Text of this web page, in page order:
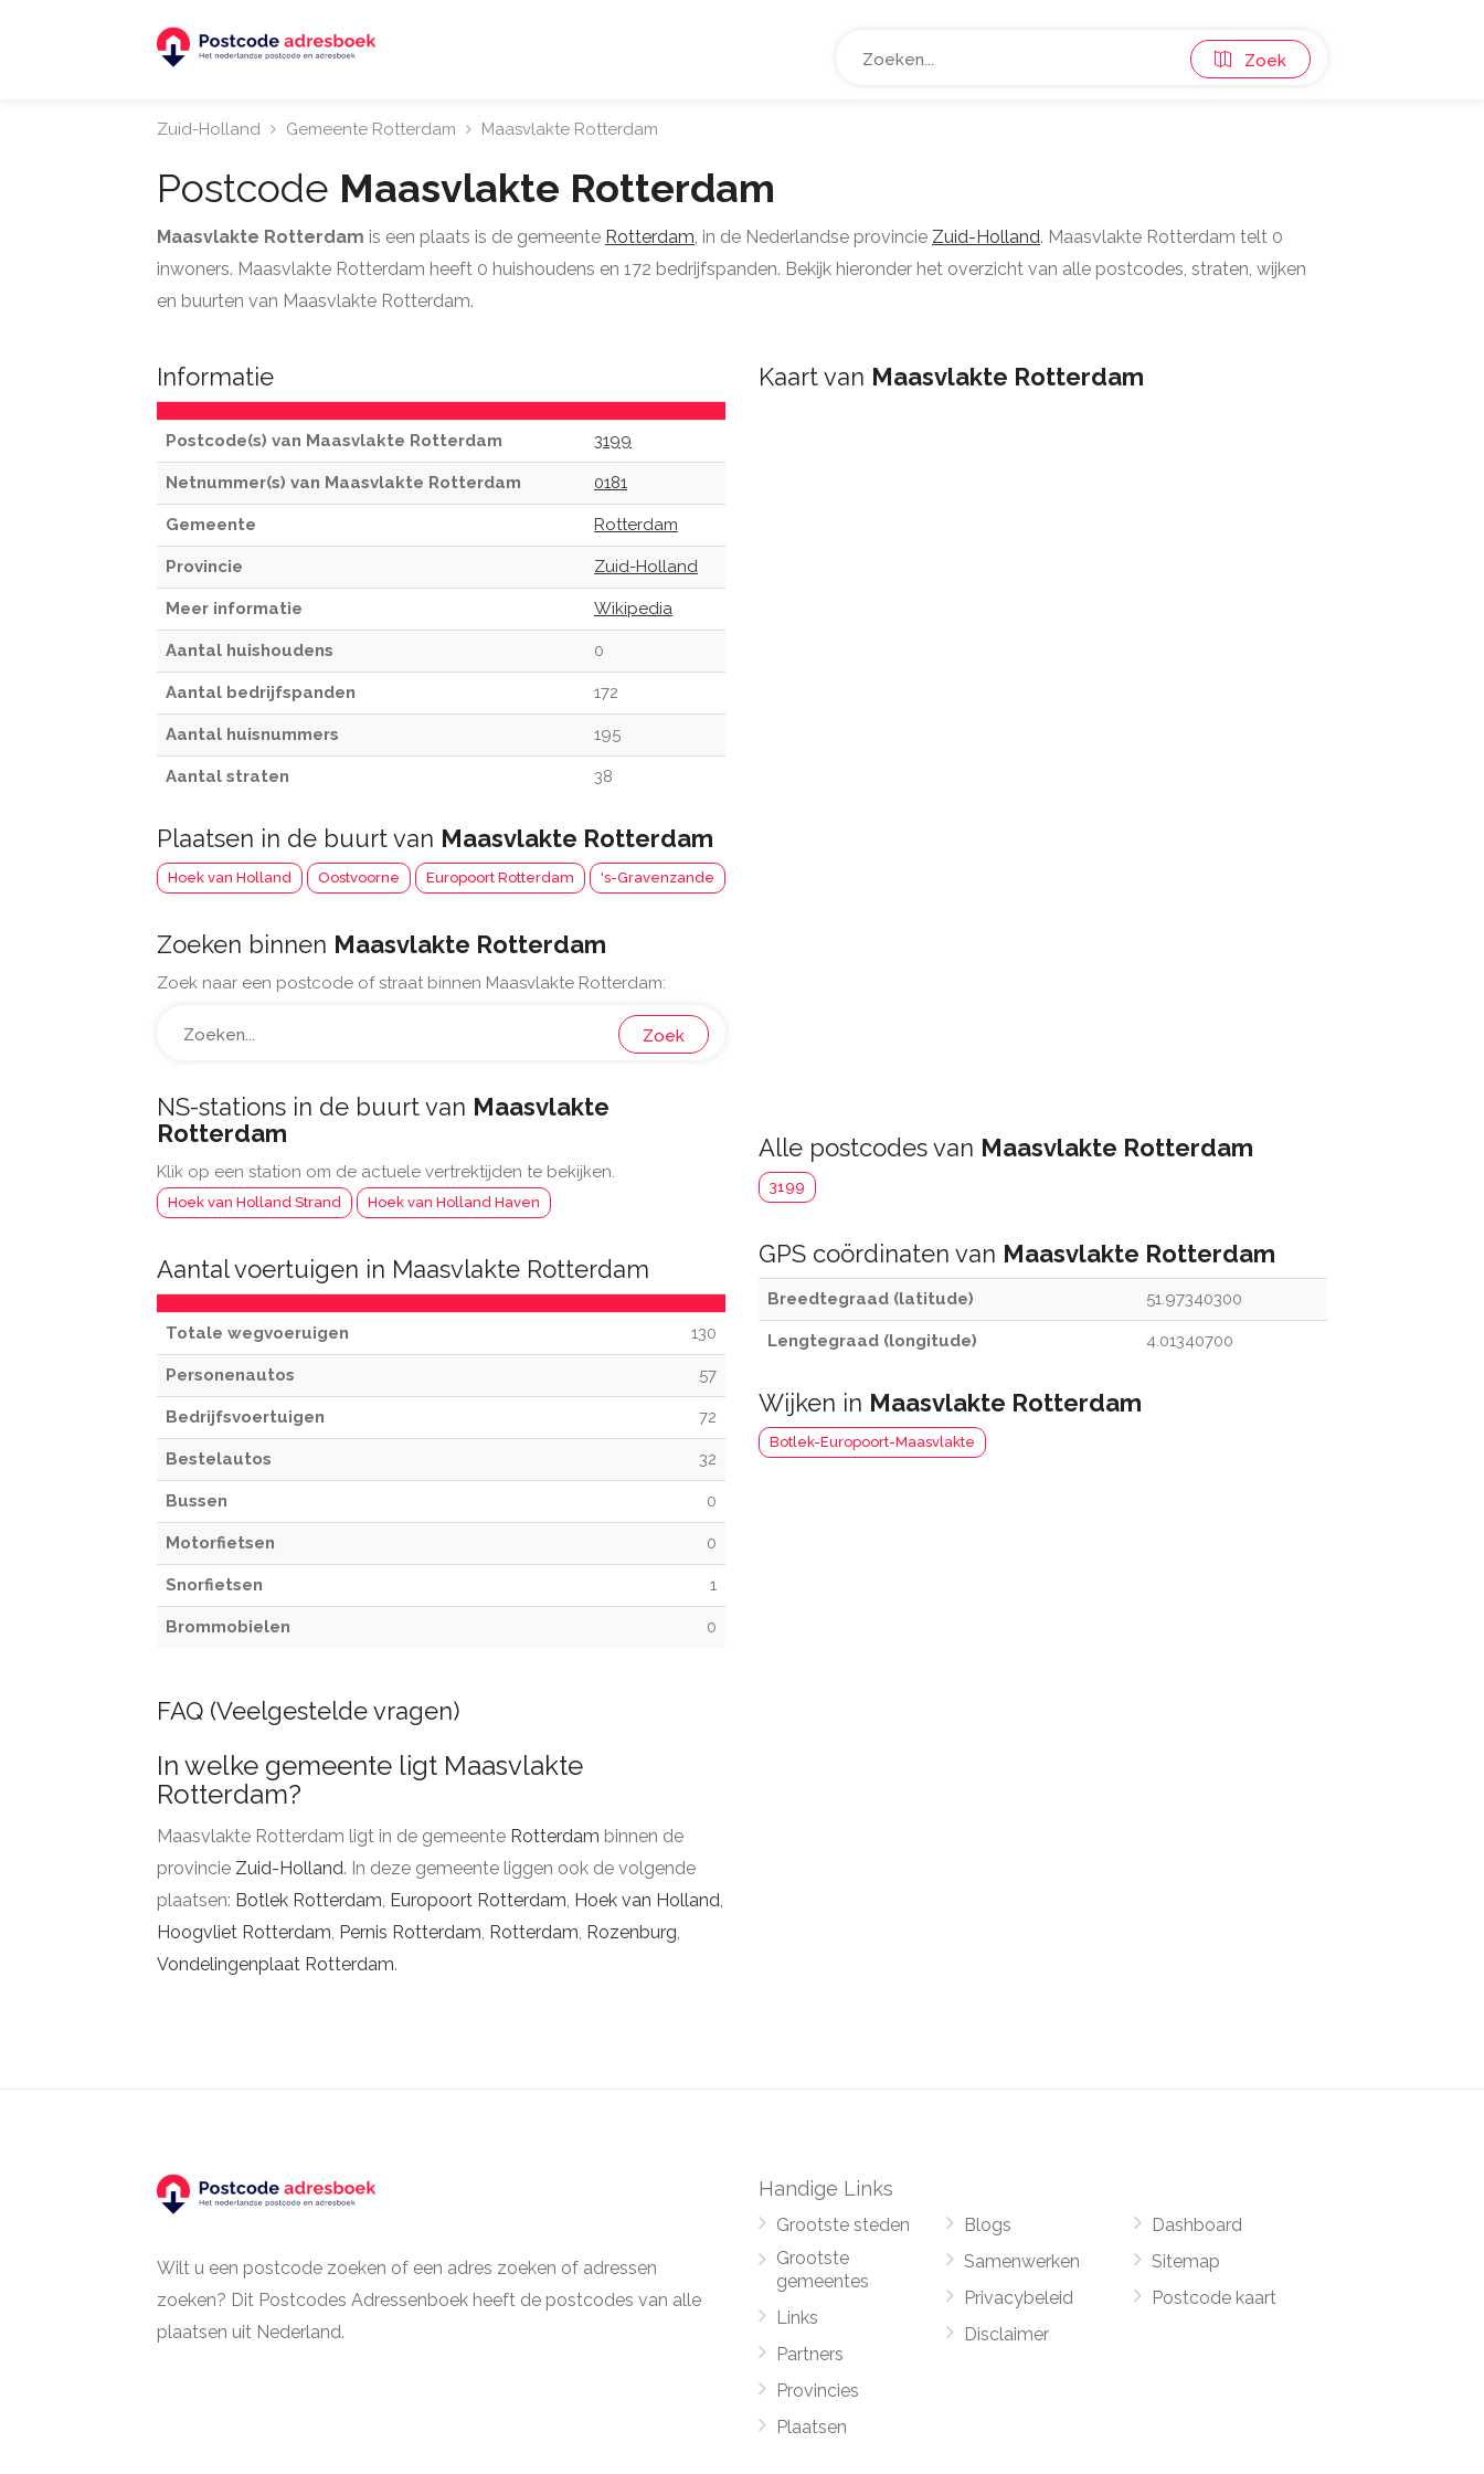
Zoek
Zuid-Holland Gemeente Rotterdam Maasvlakte Rotterdam
Postcode Maasvlakte Rotterdam
Maasvlakte Rotterdam is een plaats is de gemeente Rotterdam, in de Nederlandse provincie Zuid-Holland. Maasvlakte Rotterdam telt 0
inwoners. Maasvlakte Rotterdam heeft 0 huishoudens en 172 bedrijfspanden. Bekijk hieronder het overzicht van alle postcodes, straten, wijken
en buurten van Maasvlakte Rotterdam.
Informatie
Postcode(s) van Maasvlakte Rotterdam 3199
Netnummer(s) van Maasvlakte Rotterdam 0181
Gemeente Rotterdam
Provincie Zuid-Holland
Meer informatie Wikipedia
Aantal huishoudens 0
Aantal bedrijfspanden 172
Aantal huisnummers 195
Aantal straten 38
Plaatsen in de buurt van Maasvlakte Rotterdam
Hoek van Holland Oostvoorne Europoort Rotterdam 's-Gravenzande
Zoeken binnen Maasvlakte Rotterdam
Zoek naar een postcode of straat binnen Maasvlakte Rotterdam:
Zoek
NS-stations in de buurt van Maasvlakte
Rotterdam
Klik op een station om de actuele vertrektijden te bekijken.
Hoek van Holland Strand Hoek van Holland Haven
Aantal voertuigen in Maasvlakte Rotterdam
Totale wegvoeruigen 130
Personenautos 57
Bedrijfsvoertuigen 72
Bestelautos 32
Bussen 0
Motorfietsen 0
Snorfietsen 1
Brommobielen 0
Kaart van Maasvlakte Rotterdam
Alle postcodes van Maasvlakte Rotterdam
3199
GPS coördinaten van Maasvlakte Rotterdam
Breedtegraad (latitude) 51.97340300
Lengtegraad (longitude) 4.01340700
Wijken in Maasvlakte Rotterdam
Botlek-Europoort-Maasvlakte
FAQ (Veelgestelde vragen)
In welke gemeente ligt Maasvlakte
Rotterdam?
Maasvlakte Rotterdam ligt in de gemeente Rotterdam binnen de
provincie Zuid-Holland. In deze gemeente liggen ook de volgende
plaatsen: Botlek Rotterdam, Europoort Rotterdam, Hoek van Holland,
Hoogvliet Rotterdam, Pernis Rotterdam, Rotterdam, Rozenburg,
Vondelingenplaat Rotterdam.
Wilt u een postcode zoeken of een adres zoeken of adressen
zoeken? Dit Postcodes Adressenboek heeft de postcodes van alle
plaatsen uit Nederland.
Handige Links
Grootste steden
Grootste
gemeentes
Links
Partners
Provincies
Plaatsen
Blogs
Samenwerken
Privacybeleid
Disclaimer
Dashboard
Sitemap
Postcode kaart